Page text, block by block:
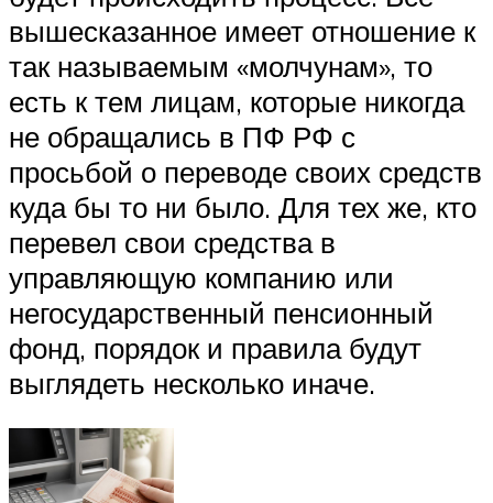
вышесказанное имеет отношение к
так называемым «молчунам», то
есть к тем лицам, которые никогда
не обращались в ПФ РФ с
просьбой о переводе своих средств
куда бы то ни было. Для тех же, кто
перевел свои средства в
управляющую компанию или
негосударственный пенсионный
фонд, порядок и правила будут
выглядеть несколько иначе.